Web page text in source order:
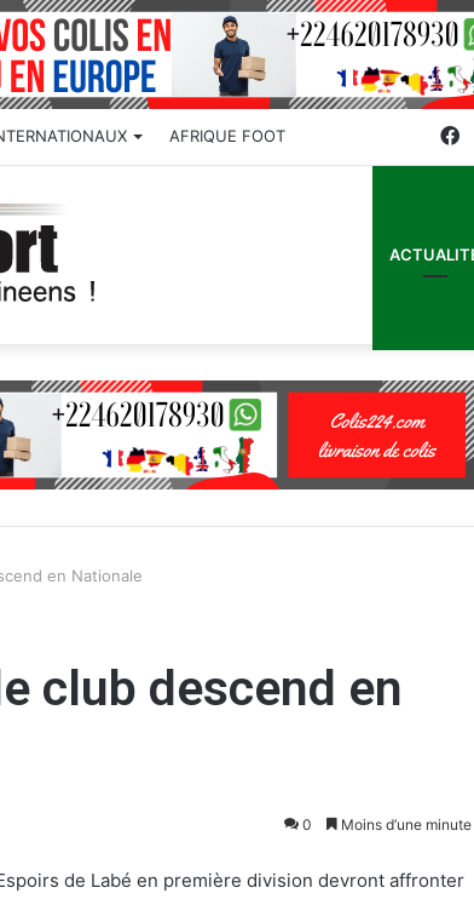
AFRIQUE FOOT
en Nationale
club descend en
0 Moins d’une minute
de Labé en première division devront affronter